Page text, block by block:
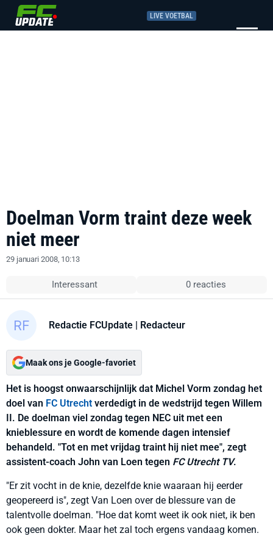
LIVE VOETBAL
Doelman Vorm traint deze week
niet meer
29 januari 2008, 10:13
Interessant 0 reacties
Redactie FCUpdate | Redacteur
Maak ons je Google-favoriet
Het is hoogst onwaarschijnlijk dat Michel Vorm zondag het
doel van FC Utrecht verdedigt in de wedstrijd tegen Willem
II. De doelman viel zondag tegen NEC uit met een
knieblessure en wordt de komende dagen intensief
behandeld. "Tot en met vrijdag traint hij niet mee", zegt
assistent-coach John van Loen tegen FC Utrecht TV.
"Er zit vocht in de knie, dezelfde knie waaraan hij eerder
geopereerd is", zegt Van Loen over de blessure van de
talentvolle doelman. "Hoe dat komt weet ik ook niet, ik ben
ook geen dokter. Maar het zal toch ergens vandaag komen.